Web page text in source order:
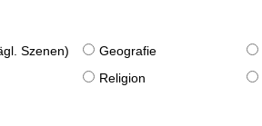
Szenen) Geografie
Religion